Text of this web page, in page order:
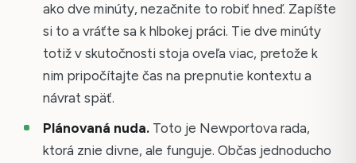
ako dve minúty, nezačnite to robiť hneď. Zapíšte
si to a vráťte sa k hlbokej práci. Tie dve minúty
totiž v skutočnosti stoja oveľa viac, pretože k
nim pripočítajte čas na prepnutie kontextu a
návrat späť.
Plánovaná nuda.Toto je Newportova rada,
ktorá znie divne, ale funguje. Občas jednoducho